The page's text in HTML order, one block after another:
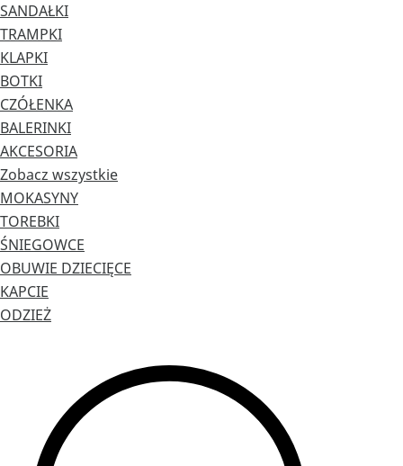
SANDAŁKI
TRAMPKI
KLAPKI
BOTKI
CZÓŁENKA
BALERINKI
AKCESORIA
Zobacz wszystkie
MOKASYNY
TOREBKI
ŚNIEGOWCE
OBUWIE DZIECIĘCE
KAPCIE
ODZIEŻ